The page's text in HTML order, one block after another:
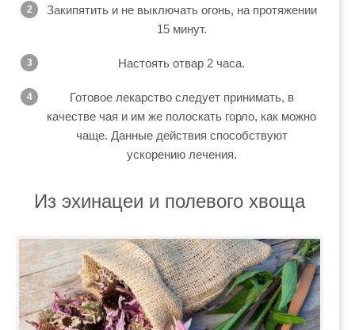
Закипятить и не выключать огонь, на протяжении
15 минут.
Настоять отвар 2 часа.
Готовое лекарство следует принимать, в
качестве чая и им же полоскать горло, как можно
чаще. Данные действия способствуют
ускорению лечения.
Из эхинацеи и полевого хвоща